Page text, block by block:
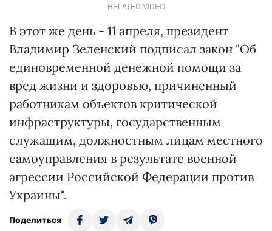
RELATED VIDEO
В этот же день - 11 апреля, президент
Владимир Зеленский подписал закон "Об
единовременной денежной помощи за
вред жизни и здоровью, причиненный
работникам объектов критической
инфраструктуры, государственным
служащим, должностным лицам местного
самоуправления в результате военной
агрессии Российской Федерации против
Украины".
Поделиться